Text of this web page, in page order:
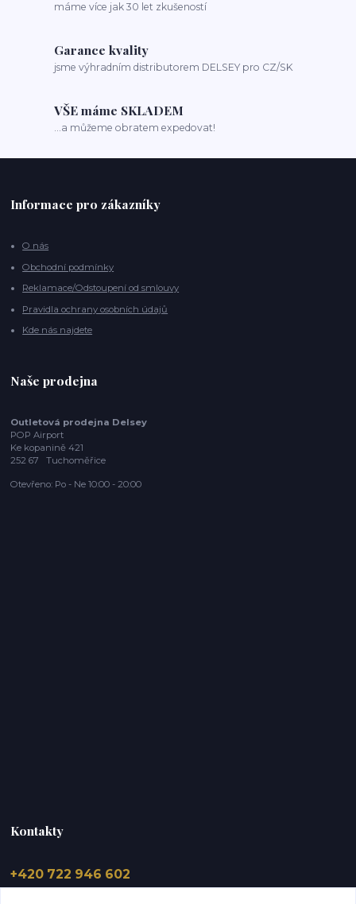
máme více jak 30 let zkušeností
Garance kvality
jsme výhradním distributorem DELSEY pro CZ/SK
VŠE máme SKLADEM
...a můžeme obratem expedovat!
Informace pro zákazníky
O nás
Obchodní podmínky
Reklamace/Odstoupení od smlouvy
Pravidla ochrany osobních údajů
Kde nás najdete
Naše prodejna
Outletová prodejna Delsey
POP Airport
Ke kopanině 421
252 67 Tuchoměřice
Otevřeno: Po - Ne 10:00 - 20:00
Kontakty
+420 722 946 602